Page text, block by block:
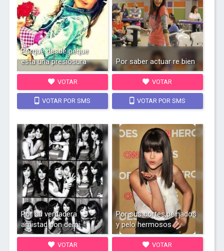
Porque desde peque
esta una presiosura
VOTAR
VOTAR POR SMS
Por saber actuar re bien
VOTAR
VOTAR POR SMS
Por su verdadera
amistad con demi
VOTAR
Por sus cortes,peinados
y pelo hermosos
VOTAR